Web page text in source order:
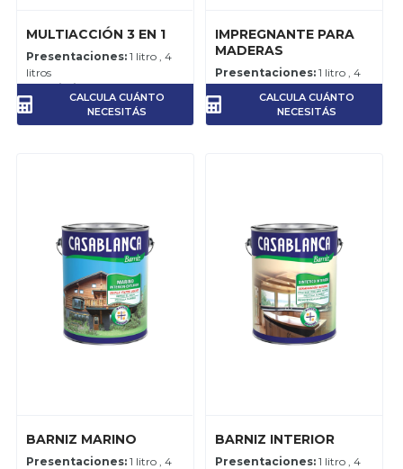
MULTIACCIÓN 3 EN 1
Presentaciones:1 litro , 4
litros
litro, por mano.
CALCULA CUÁNTO
NECESITÁS
IMPREGNANTE PARA
MADERAS
Presentaciones:1 litro , 4
Rendimiento:14-16 m2 por
CALCULA CUÁNTO
NECESITÁS
BARNIZ MARINO
Presentaciones:1 litro , 4
BARNIZ INTERIOR
Presentaciones:1 litro , 4